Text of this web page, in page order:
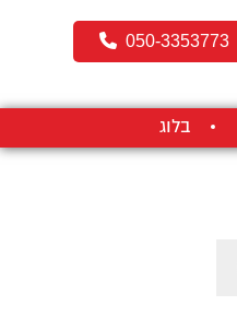
050-3353773
בלוג